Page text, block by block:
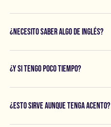
¿Necesito Saber Algo De Inglés?
¿Y Si Tengo Poco Tiempo?
¿Esto Sirve Aunque Tenga Acento?